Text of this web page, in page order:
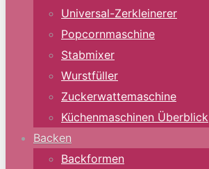
Universal-Zerkleinerer
Popcornmaschine
Stabmixer
Wurstfüller
Zuckerwattemaschine
Küchenmaschinen Überblick
Backen
Backformen